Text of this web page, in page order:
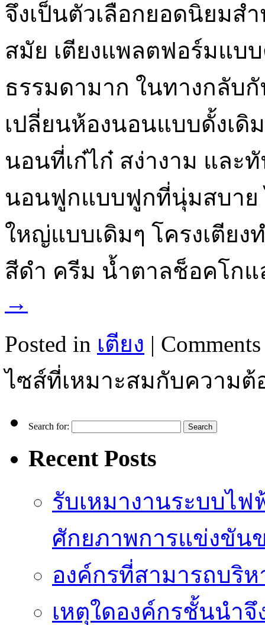
จึงเป็นตัวเลือกยอดนิยมส
สมัย เตียงแพลตฟอร์มแบ
ธรรมดามาก ในทางกลับ
เปลี่ยนห้องนอนแบบดั้งเดิ
นอนที่เก๋ไก๋ สง่างาม และ
นอนฟูกแบบฟูกที่นุ่มสบาย
ใหญ่แบบเดิมๆ โครงเตีย
สีดำ ครีม น้ำตาลช็อคโก
→
Posted in เตียง |
ไซส์ที่เหมาะสมกับความ
Search for:
Recent Posts
รับเหมางานระบบไ
ศักยภาพการแข่งขัน
องค์กรที่สามารถบริ
เหตุใดองค์กรชั้นนำ